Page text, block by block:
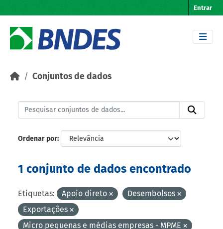
Entrar
Conjuntos de dados
Ordenar por
1 conjunto de dados encontrado
Etiquetas: Apoio direto
Desembolsos
Exportações
Micro pequenas e médias empresas - MPME